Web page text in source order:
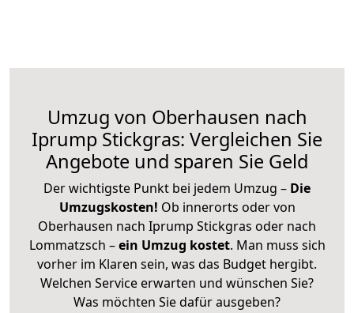
Umzug von Oberhausen nach
Iprump Stickgras: Vergleichen Sie
Angebote und sparen Sie Geld
Der wichtigste Punkt bei jedem Umzug – Die
Umzugskosten! Ob innerorts oder von
Oberhausen nach Iprump Stickgras oder nach
Lommatzsch –ein Umzug kostet. Man muss sich
vorher im Klaren sein, was das Budget hergibt.
Welchen Service erwarten und wünschen Sie?
Was möchten Sie dafür ausgeben?